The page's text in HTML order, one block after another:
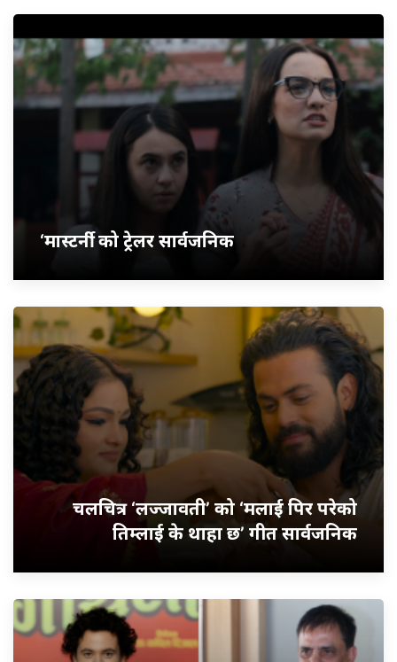
‘मास्टर्नी’ को ट्रेलर सार्वजनिक
चलचित्र ‘लज्जावती’ को ‘मलाई पिर परेको
तिम्लाई के थाहा छ’ गीत सार्वजनिक